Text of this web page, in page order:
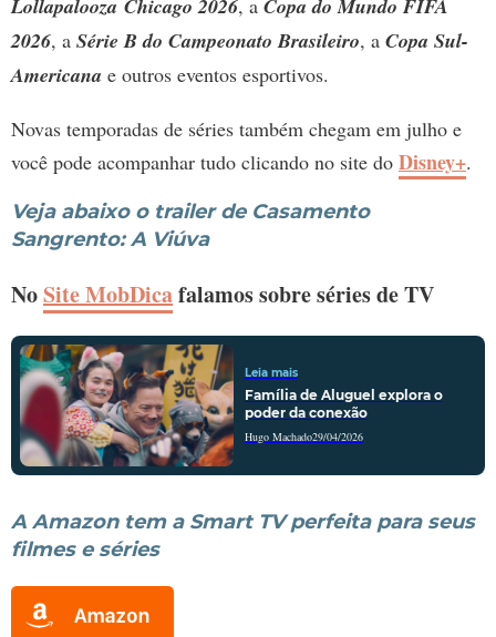
Lollapalooza Chicago 2026, a Copa do Mundo FIFA
2026, a Série B do Campeonato Brasileiro, a Copa Sul-
Americana e outros eventos esportivos.
Novas temporadas de séries também chegam em julho e
você pode acompanhar tudo clicando no site do Disney+.
Veja abaixo o trailer de Casamento
Sangrento: A Viúva
NoSite MobDicafalamos sobre séries de TV
Leia mais
Família de Aluguel explora o
poder da conexão
Hugo Machado29/04/2026
A Amazon tem a Smart TV perfeita para seus
filmes e séries